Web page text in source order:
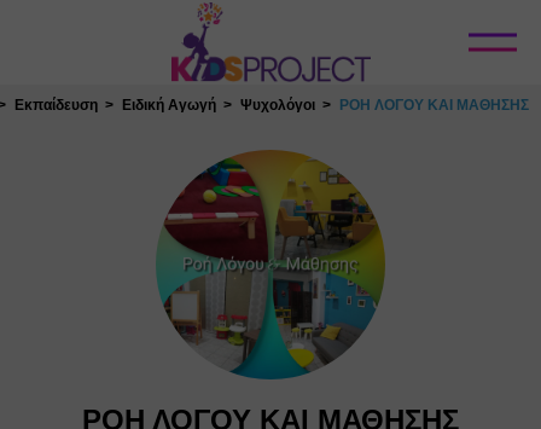
Κλείσιμο
Εκπαίδευση Ειδική Αγωγή Ψυχολόγοι ΡΟΗ ΛΟΓΟΥ ΚΑΙ ΜΑΘΗΣΗΣ
ΡΟΗ ΛΟΓΟΥ ΚΑΙ ΜΑΘΗΣΗΣ